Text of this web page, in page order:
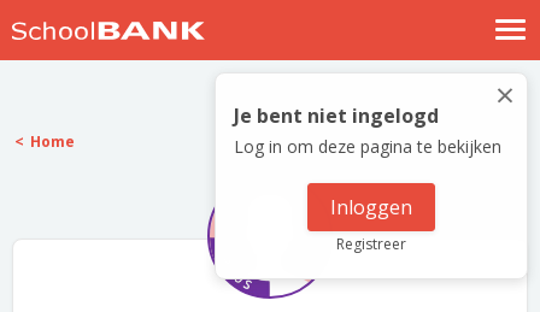
Nostalgische verhalen
Log in
Meld je gratis aan
×
Je bent niet ingelogd
Log in om deze pagina te bekijken
Inloggen
Registreer
Home